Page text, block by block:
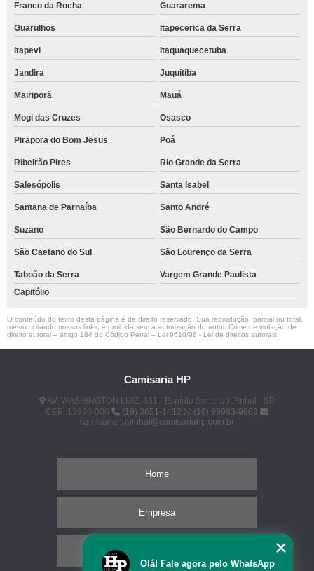
Franco da Rocha Guararema
Guarulhos Itapecerica da Serra
Itapevi Itaquaquecetuba
Jandira Juquitiba
Mairiporã Mauá
Mogi das Cruzes Osasco
Pirapora do Bom Jesus Poá
Ribeirão Pires Rio Grande da Serra
Salesópolis Santa Isabel
Santana de Parnaíba Santo André
Suzano São Bernardo do Campo
São Caetano do Sul São Lourenço da Serra
Taboão da Serra
Vargem Grande Paulista
Capitólio
O conteúdo do texto desta página é de direito reservado. Sua reprodução, parcial ou total,
mesmo citando nossos links, é proibida sem a autorização do autor. Crime de violação de
direito autoral – artigo 184 do Código Penal – Lei 9610/98 - Lei de direitos autorais
Camisaria HP
AV. WASHINGTON LUIZ, 381 - Espírito Santo do Pinhal - SP
CEP: 13990-000
(19) 3651-1412
(19) 99983-9963
camisariahppinhal@camisariahp.com.br
Home
Empresa
Olá! Fale agora pelo WhatsApp